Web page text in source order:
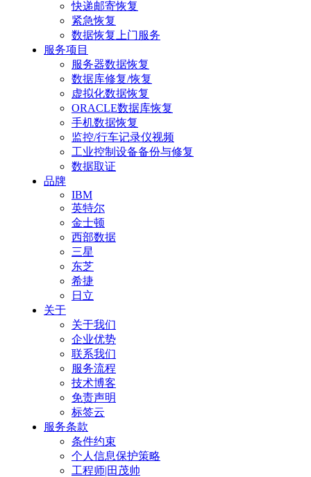
快递邮寄恢复
紧急恢复
数据恢复上门服务
服务项目
服务器数据恢复
数据库修复/恢复
虚拟化数据恢复
ORACLE数据库恢复
手机数据恢复
监控/行车记录仪视频
工业控制设备备份与修复
数据取证
品牌
IBM
英特尔
金士顿
西部数据
三星
东芝
希捷
日立
关于
关于我们
企业优势
联系我们
服务流程
技术博客
免责声明
标签云
服务条款
条件约束
个人信息保护策略
工程师|田茂帅